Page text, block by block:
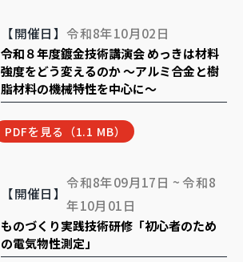
【開催日】 令和8年10月02日
令和８年度鍍金技術講演会 めっきは材料
強度をどう変えるのか ～アルミ合金と樹
脂材料の機械特性を中心に～
PDFを見る（1.1 MB）
【開催日】
令和8年09月17日 ~ 令和8
年10月01日
ものづくり実践技術研修「初心者のため
の電気物性測定」